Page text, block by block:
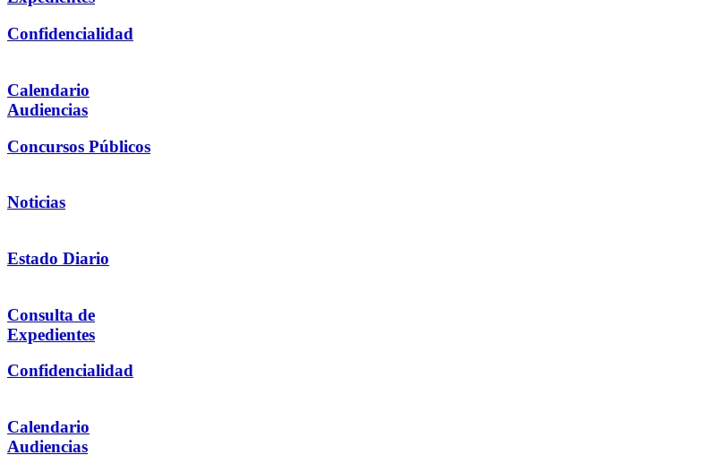
Confidencialidad
Calendario
Audiencias
Concursos Públicos
Noticias
Estado Diario
Consulta de
Expedientes
Confidencialidad
Calendario
Audiencias